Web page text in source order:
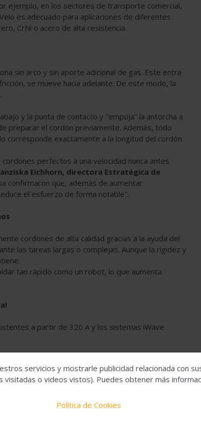
ejemplo, en los sectores de transporte comercial,
es adecuado para aplicaciones de diferentes
CrNi o acero de alta resistencia.
sin arco y sin aporte adicional de gas. Este entra
se mueve hacia adelante. De este modo, la
y la punta de contacto y "empuja" la antorcha a
preparar el cordón previamente. Además, todo
corresponde exactamente a la longitud del cordón.
perfectos a una velocidad nunca antes
Eichhorn, directora Estratégica de
confirmaron que, además de aumentar
el esfuerzo de forma notable".
cordones de alta calidad gracias a la ayuda del
las tareas largas o complejas. Aunque la rigidez y
tan rápido como un robot, lo que aumenta
a partir de 320 A y los sistemas iWave
sin necesidad de modificaciones complejas.
servicios y mostrarle publicidad relacionada con
o videos vistos). Puedes obtener más
Política de Cookies